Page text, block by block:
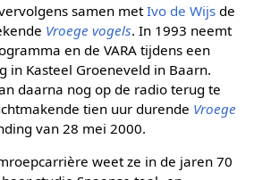
samen metIvo de Wijsde
Vroege vogels. In 1993 neemt
en de VARA tijdens een
in Kasteel Groeneveld in Baarn.
daarna nog op de radio terug te
tien uur durende Vroege
van 28 mei 2000.
weet ze in de jaren 70